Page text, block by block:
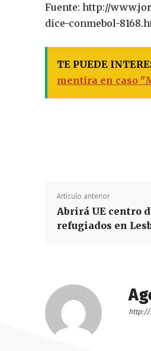
Fuente: http://
dice-conmebol-
TE PUEDE
mentira en caso
Artículo anterior
Abrirá UE centro
refugiados en
http://